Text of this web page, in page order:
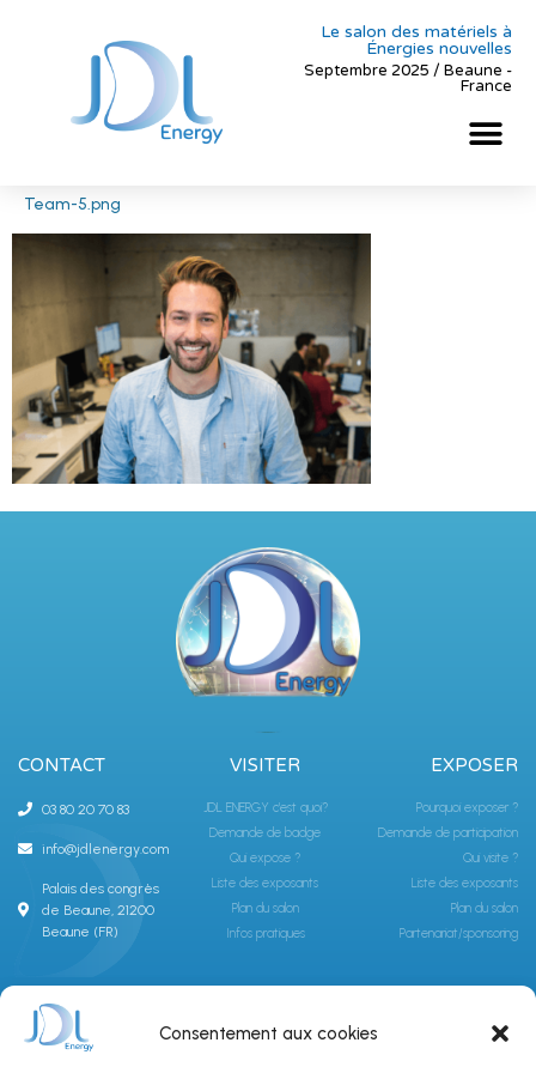
Consentement aux cookies
Le salon des matériels à
Énergies nouvelles
Septembre 2025 / Beaune -
France
Team-5.png
CONTACT
03 80 20 70 83
info@jdlenergy.com
Palais des congrès
de Beaune, 21200
Beaune (FR)
VISITER
JDL ENERGY c'est quoi?
Demande de badge
Qui expose ?
Liste des exposants
Plan du salon
Infos pratiques
EXPOSER
Pourquoi exposer ?
Demande de participation
Qui visite ?
Liste des exposants
Plan du salon
Partenariat/sponsoring
ABONNEZ-VOUS À LA NEWSLETTER JDLGROUPE